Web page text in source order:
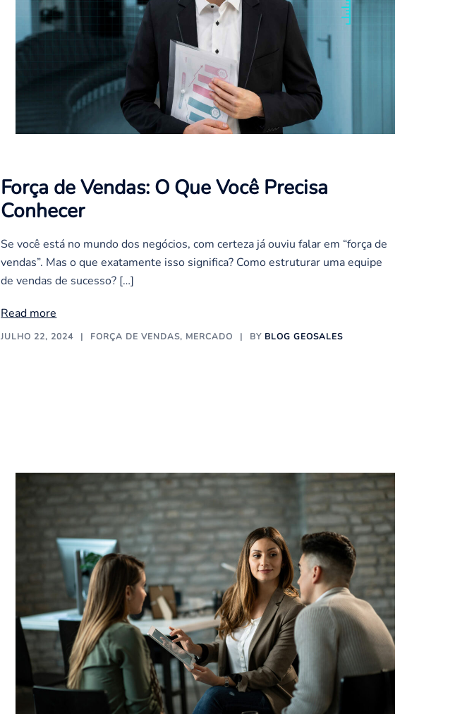
Força de Vendas: O Que Você Precisa
Conhecer
Se você está no mundo dos negócios, com certeza já ouviu falar em “força de
vendas”. Mas o que exatamente isso significa? Como estruturar uma equipe
de vendas de sucesso? […]
Read more
JULHO 22, 2024 FORÇA DE VENDAS, MERCADO BY BLOG GEOSALES